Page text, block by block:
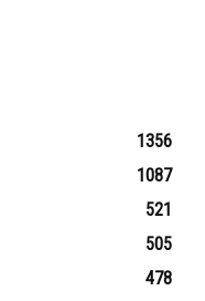
1356
1087
521
505
478